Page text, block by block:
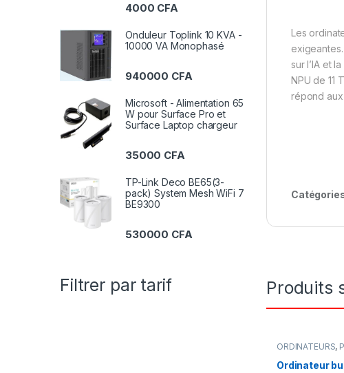
Les
sur l’IA et
NPU de 11
répond
Produits
ORDINATEURS,
Ordinateur
4000 CFA
Onduleur Toplink 10 KVA -
10000 VA Monophasé
940000 CFA
Microsoft - Alimentation 65
W pour Surface Pro et
Surface Laptop chargeur
35000 CFA
TP-Link Deco BE65(3-
pack) System Mesh WiFi 7
BE9300
530000 CFA
Filtrer par tarif